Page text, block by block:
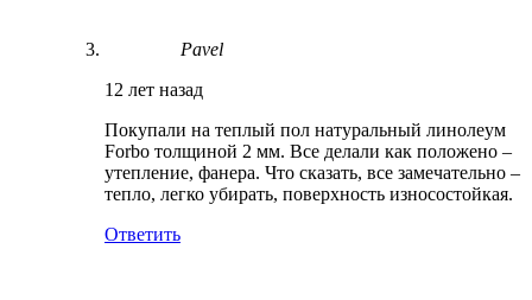
Pavel
12 лет назад
Покупали на теплый пол натуральный линолеум
Forbo толщиной 2 мм. Все делали как положено –
утепление, фанера. Что сказать, все замечательно –
тепло, легко убирать, поверхность износостойкая.
Ответить